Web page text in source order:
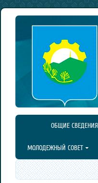
ОБЩИЕ СВЕДЕНИЯ
МОЛОДЕЖНЫЙ СОВЕТ